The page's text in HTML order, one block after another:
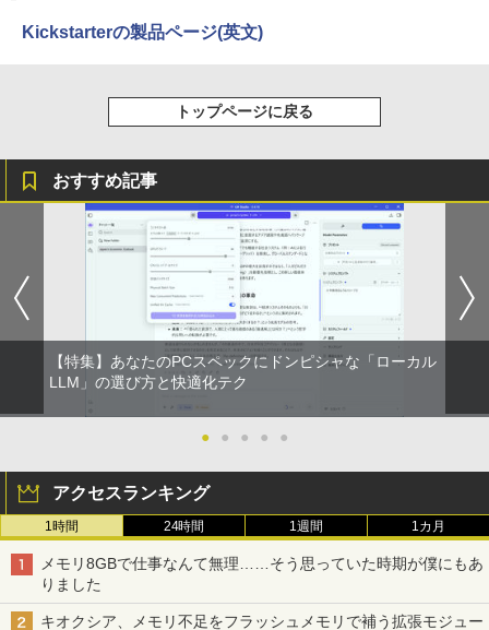
【2026年アップグレード版】AOKIMI ワイヤ
レスイヤホン bluetooth イヤホン V12 小型
軽量 ブルートゥースHi-Fi 最大36時間再生 ぶ
学/WEB会議(ホワイト)
￥1,964
Xiaomi シャオミ REDMI Buds 8 Lite ワイヤ
レスイヤホン Bluetooth 5.4 ノイズキャンセ
リング ANC 36時間再生
￥2,980
On My Road (Stadium ver.)
BUGS LIFE
￥250
by Amazon 天然水ラベルレス 2L×9本
￥1,117
コカ・コーラ やかんの麦茶 from 爽健美茶 ラ
ベルレス 650mlPET×24本
￥2,009
HUNTER×HUNTER モノクロ版 39 (ジャンプ
コミックスDIGITAL)
スーパーの裏でヤニ吸うふたり 9巻 (デジタル
版ビッグガンガンコミックス)
￥810
Kickstarterの製品ページ(英文)
トップページに戻る
おすすめ記事
【特集】あなたのPCスペックにドンピシャな「ローカル
LLM」の選び方と快適化テク
● ● ● ● ●
アクセスランキング
1時間 24時間 1週間 1カ月
メモリ8GBで仕事なんて無理……そう思っていた時期が僕にもあ
りました
キオクシア、メモリ不足をフラッシュメモリで補う拡張モジュー